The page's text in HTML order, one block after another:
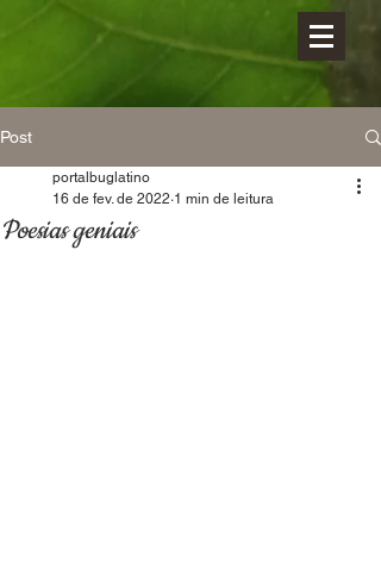
Post
Poesias geniais
portalbuglatino
16 de fev. de 2022 1 min de leitura